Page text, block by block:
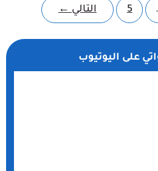
5 التالي←
على اليوتيوب